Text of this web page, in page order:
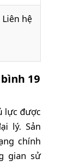
Liên hệ
19
lực được
lý. Sản
chính
gian sử